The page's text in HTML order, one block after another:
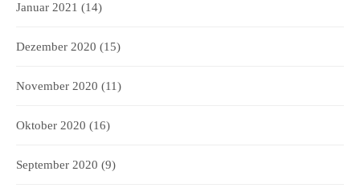
Januar 2021 (14)
Dezember 2020 (15)
November 2020 (11)
Oktober 2020 (16)
September 2020 (9)